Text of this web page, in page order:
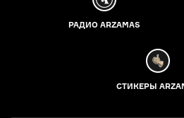
РАДИО ARZAMAS
СТИКЕРЫ